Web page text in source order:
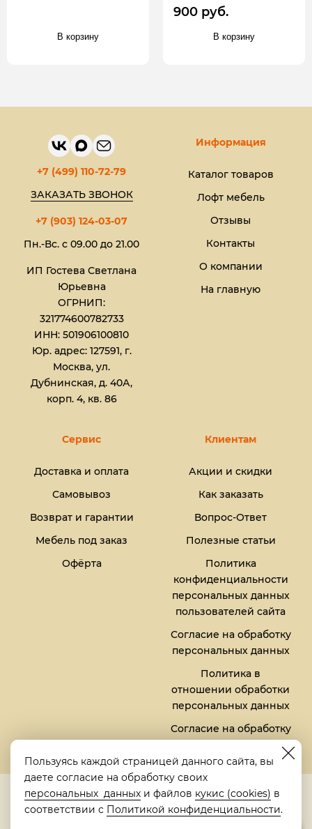
В корзину
900 руб.
В корзину
+7 (499) 110-72-79
ЗАКАЗАТЬ ЗВОНОК
+7 (903) 124-03-07
Пн.-Вс. с 09.00 до 21.00
ИП Гостева Светлана
Юрьевна​
ОГРНИП:
321774600782733
ИНН: 501906100810
Юр. адрес: 127591, г.
Москва, ул.
Дубнинская, д. 40А,
корп. 4, кв. 86
Информация
Каталог товаров
Лофт мебель
Отзывы
Контакты
О компании
На главную
Сервис
Доставка и оплата
Самовывоз
Возврат и гарантии
Мебель под заказ
Офёрта
Клиентам
Акции и скидки
Как заказать
Вопрос-Ответ
Полезные статьи
Политика
конфиденциальности
персональных данных
пользователей сайта
Согласие на обработку
персональных данных
Политика в
отношении обработки
персональных данных
Согласие на обработку
файлов кукис (cookies)
5,0
Рейтинг в Яндексе
Пользуясь каждой страницей данного сайта, вы
даете согласие на обработку своих
персональных данных и файлов кукис (cookies) в
соответствии с Политикой конфиденциальности.